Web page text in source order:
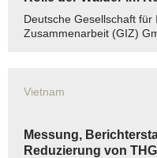
Deutsche Gesellschaft für
Zusammenarbeit (GIZ)
Vietnam
Messung,
Reduzierung von